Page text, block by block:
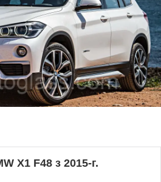
X1 F48 з 2015-г.